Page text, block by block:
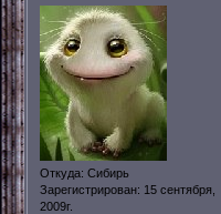
Откуда: Сибирь
Зарегистрирован: 15 сентября,
2009г.